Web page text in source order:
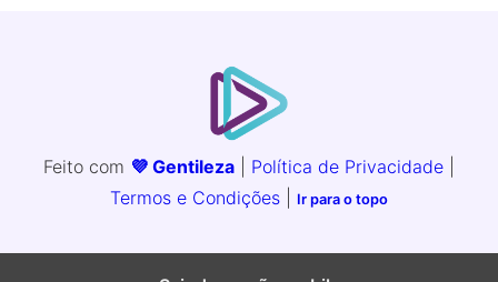
Feito com 💜 Gentileza Política de Privacidade
Termos e Condições
Ir para o topo